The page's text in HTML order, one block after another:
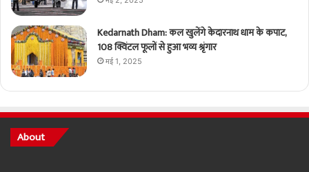
Kedarnath Dham: कल खुलेंगे केदारनाथ धाम के कपाट,
108 क्विंटल फूलों से हुआ भव्य श्रृंगार
मई 1, 2025
About